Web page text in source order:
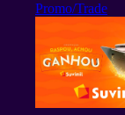
Promo/Trade